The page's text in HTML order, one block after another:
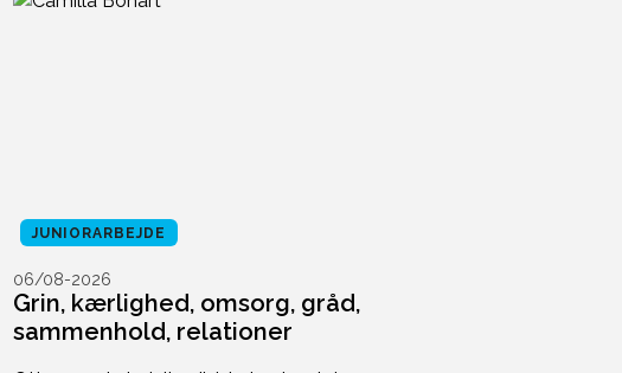
JUNIORARBEJDE
06/08-2026
Grin, kærlighed, omsorg, gråd,
sammenhold, relationer